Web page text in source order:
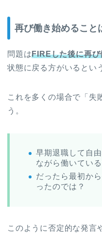
再び働き始めること
問題はFIREした後に再
状態に戻る方がいるとい
これを多くの場合で「失
う。
早期退職して自
ながら働いてい
だったら最初か
ったのでは？
このように否定的な発言